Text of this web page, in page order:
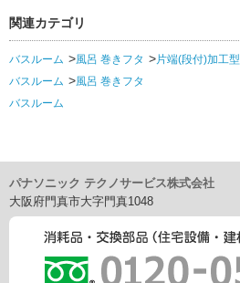
関連カテゴリ
バスルーム 風呂 巻きフタ
片端(段付)加工型
バスルーム
風呂 巻きフタ
バスルーム
パナソニック テクノサービス株式会社
大阪府門真市大字門真1048